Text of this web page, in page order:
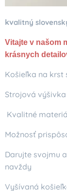
kvalitný
Vitajte v našom
krásnych
Košieľka na krst
Strojová výšivka
Kvalitné
Možnosť
Darujte svojmu
navždy
Vyšívaná